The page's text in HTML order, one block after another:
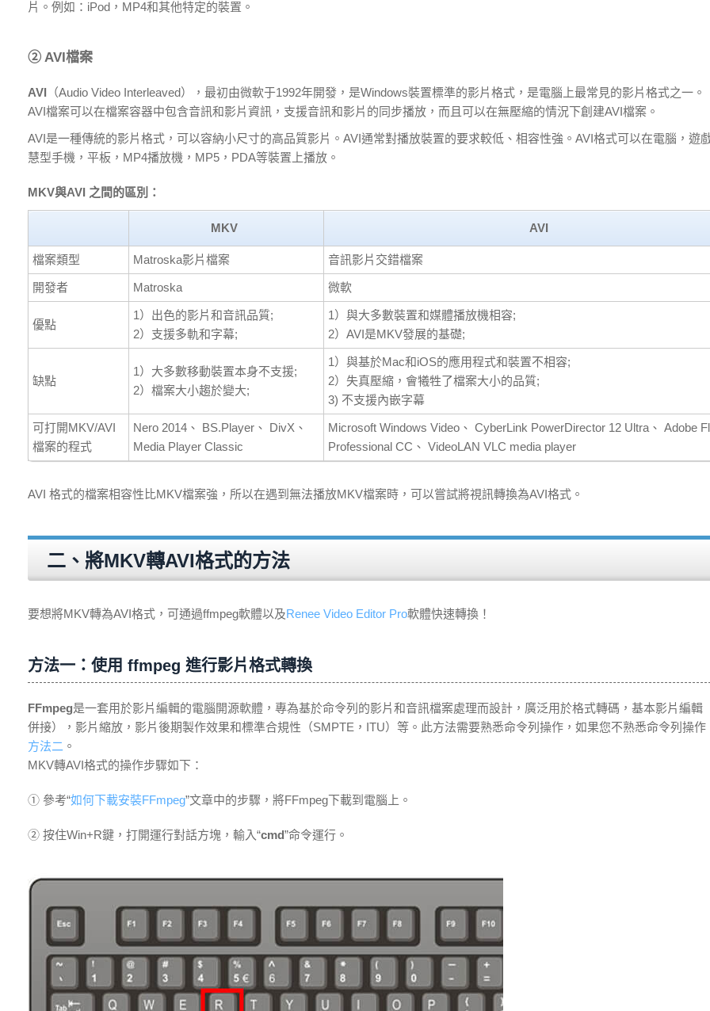
片。例如：iPod，MP4和其他特定的裝置。
② AVI檔案
AVI （Audio Video Interleaved），最初由微軟于1992年開發，是Windows裝置標準的影片格式，是電腦上最常見的影片格式之一。
AVI檔案可以在檔案容器中包含音訊和影片資訊，支援音訊和影片的同步播放，而且可以在無壓縮的情況下創建AVI檔案。
AVI是一種傳統的影片格式，可以容納小尺寸的高品質影片。AVI通常對播放裝置的要求較低、相容性強。AVI格式可以在電腦，遊
慧型手機，平板，MP4播放機，MP5，PDA等裝置上播放。
MKV與AVI 之間的區別：
MKV AVI
檔案類型 Matroska影片檔案 音訊影片交錯檔案
開發者 Matroska 微軟
優點
1）出色的影片和音訊品質;
2）支援多軌和字幕;
1）與大多數裝置和媒體播放機相容;
2）AVI是MKV發展的基礎;
缺點
1）大多數移動裝置本身不支援;
2）檔案大小趨於變大;
1）與基於Mac和iOS的應用程式和裝置不相容;
2）失真壓縮，會犧牲了檔案大小的品質;
3) 不支援內嵌字幕
可打開MKV/AVI
檔案的程式
Nero 2014、 BS.Player、 DivX、
Media Player Classic
Microsoft Windows Video、 CyberLink PowerDirector 12 Ultra、 Adobe
Professional CC、 VideoLAN VLC media player
AVI 格式的檔案相容性比MKV檔案強，所以在遇到無法播放MKV檔案時，可以嘗試將視訊轉換為AVI格式。
二、將MKV轉AVI格式的方法
要想將MKV轉為AVI格式，可通過ffmpeg軟體以及Renee Video Editor Pro軟體快速轉換！
方法一：使用 ffmpeg 進行影片格式轉換
FFmpeg是一套用於影片編輯的電腦開源軟體，專為基於命令列的影片和音訊檔案處理而設計，廣泛用於格式轉碼，基本影片編輯
併接），影片縮放，影片後期製作效果和標準合規性（SMPTE，ITU）等。此方法需要熟悉命令列操作，如果您不熟悉命令列操作
方法二 。
MKV轉AVI格式的操作步驟如下：
① 參考“如何下載安裝FFmpeg”文章中的步驟，將FFmpeg下載到電腦上。
② 按住Win+R鍵，打開運行對話方塊，輸入“cmd”命令運行。